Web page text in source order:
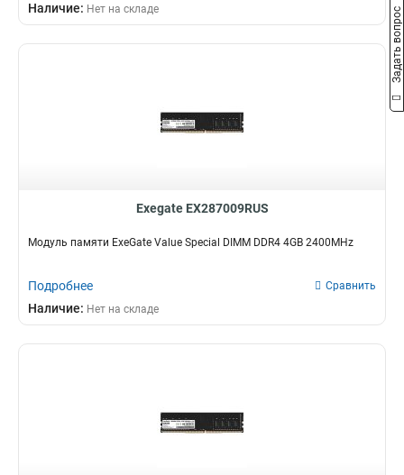
Наличие: Нет на складе
Exegate EX287009RUS
Модуль памяти ExeGate Value Special DIMM DDR4 4GB 2400MHz
Подробнее Сравнить
Наличие: Нет на складе
Задать вопрос